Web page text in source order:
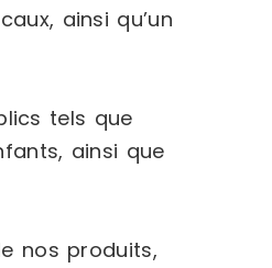
ainsi qu’un
tels que
ainsi que
nos produits,